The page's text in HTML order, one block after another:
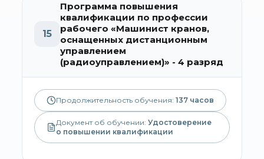
15
Программа повышения
квалификации по профессии
рабочего «Машинист кранов,
оснащенных дистанционным
управлением
(радиоуправлением)» - 4 разряд
Продолжительность обучения: 137 часов
Документ об обучении: Удостоверение
о повышении квалификации